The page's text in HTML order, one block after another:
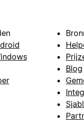
Blog